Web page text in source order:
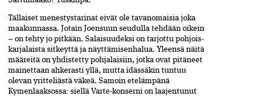
Tällaiset menestystarinat eivät ole tavanomaisia joka
maakunnassa. Jotain Joensuun seudulla tehdään oikein
– on tehty jo pitkään. Salaisuudeksi on tarjottu pohjois­
karjalaista sitkeyttä ja näyttämisenhalua. Yleensä näitä
määreitä on yhdistetty pohjalaisiin, jotka ovat pitäneet
mainettaan ahkerasti yllä, mutta idässäkin tuntuu
olevan yritteliästä väkeä. Samoin etelämpänä
Kymenlaaksossa: siellä Varte-konserni on laajentunut